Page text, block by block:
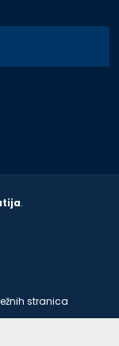
.
stranica